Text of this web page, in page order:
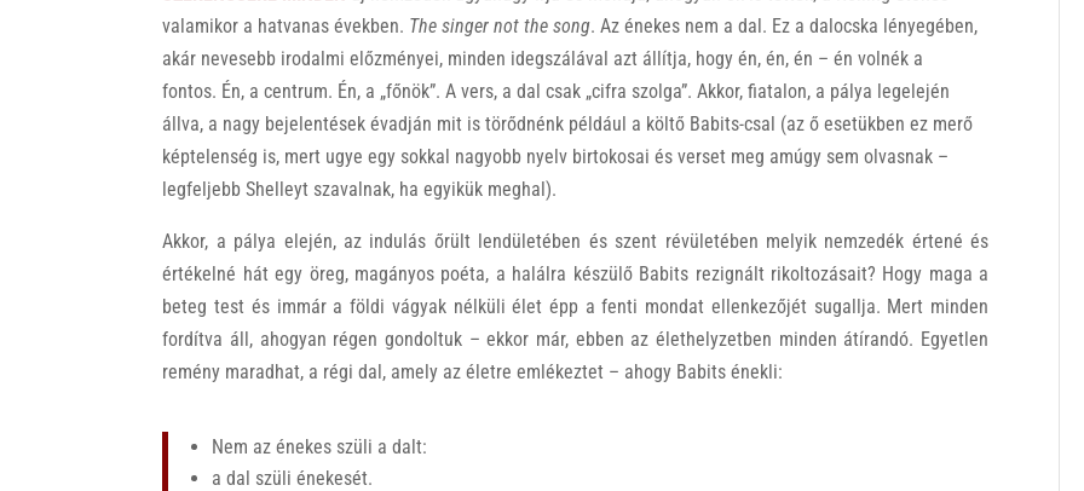
valamikor a hatvanas években. The singer not the song. Az énekes nem a dal. Ez a dalocska lényegében,
akár nevesebb irodalmi előzményei, minden idegszálával azt állítja, hogy én, én, én – én volnék a
fontos. Én, a centrum. Én, a „főnök”. A vers, a dal csak „cifra szolga”. Akkor, fiatalon, a pálya legelején
állva, a nagy bejelentések évadján mit is törődnénk például a költő Babits-csal (az ő esetükben ez merő
képtelenség is, mert ugye egy sokkal nagyobb nyelv birtokosai és verset meg amúgy sem olvasnak –
legfeljebb Shelleyt szavalnak, ha egyikük meghal).
Akkor, a pálya elején, az indulás őrült lendületében és szent révületében melyik nemzedék értené és
értékelné hát egy öreg, magányos poéta, a halálra készülő Babits rezignált rikoltozásait? Hogy maga a
beteg test és immár a földi vágyak nélküli élet épp a fenti mondat ellenkezőjét sugallja. Mert minden
fordítva áll, ahogyan régen gondoltuk – ekkor már, ebben az élethelyzetben minden átírandó. Egyetlen
remény maradhat, a régi dal, amely az életre emlékeztet – ahogy Babits énekli:
Nem az énekes szüli a dalt:
a dal szüli énekesét.